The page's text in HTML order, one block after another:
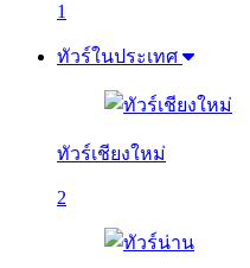
1
ทัวร์ในประเทศ
ทัวร์เชียงใหม่
2